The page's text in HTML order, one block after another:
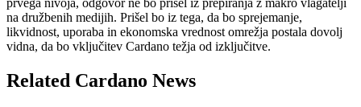
prvega nivoja, odgovor ne bo prišel iz prepiranja z makro vlagatelji
na družbenih medijih. Prišel bo iz tega, da bo sprejemanje,
likvidnost, uporaba in ekonomska vrednost omrežja postala dovolj
vidna, da bo vključitev Cardano težja od izključitve.
Related Cardano News